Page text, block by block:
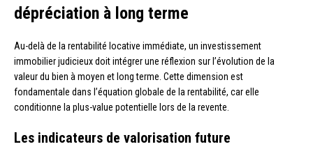
dépréciation à long terme
Au-delà de la rentabilité locative immédiate, un investissement
immobilier judicieux doit intégrer une réflexion sur l’évolution de la
valeur du bien à moyen et long terme. Cette dimension est
fondamentale dans l’équation globale de la rentabilité, car elle
conditionne la plus-value potentielle lors de la revente.
Les indicateurs de valorisation future